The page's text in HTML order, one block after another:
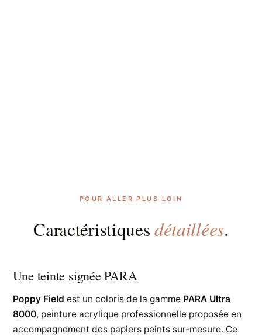
POUR ALLER PLUS LOIN
Caractéristiquesdétaillées.
Une teinte signée PARA
Poppy Field est un coloris de la gamme PARA Ultra
8000, peinture acrylique professionnelle proposée en
accompagnement des papiers peints sur-mesure. Ce